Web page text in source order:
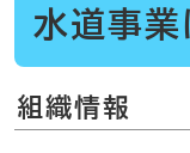
水道事業
組織情報